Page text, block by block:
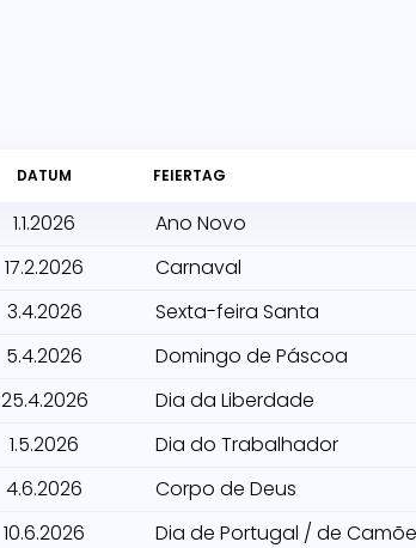
DATUM FEIERTAG
1.1.2026
Ano Novo
17.2.2026
Carnaval
3.4.2026
Sexta-feira Santa
5.4.2026
Domingo de Páscoa
25.4.2026
Dia da Liberdade
1.5.2026
Dia do Trabalhador
4.6.2026
Corpo de Deus
10.6.2026
Dia de Portugal / de